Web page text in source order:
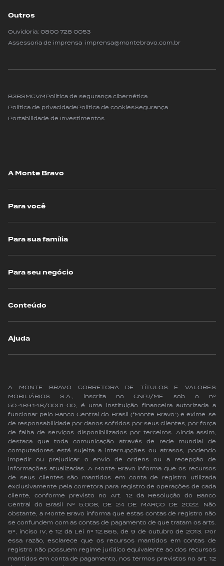
Outros
Ouvidoria: 0800 728 0053
Assessoria de imprensa imprensa@montebravo.com.br
B3BSMCVMPolítica de segurança cibernética
Política de privacidadePolítica de cookiesSegurança
Portabilidade de Investimentos
A Monte Bravo
Para você
Para sua família
Para seu negócio
Conteúdo
Ajuda
A MONTE BRAVO CORRETORA DE TÍTULOS E VALORES
MOBILIÁRIOS S.A., inscrita no CNPJ/ME sob o nº
50.489.148/0001-00, é uma instituição financeira autorizada a
funcionar pelo Banco Central do Brasil (“Monte Bravo”) e exime-se
de responsabilidade por danos sofridos por seus clientes, por força
de falha de serviços disponibilizados por terceiros. Ainda assim,
destaca que toda comunicação através de rede mundial de
computadores está sujeita a interrupções ou atrasos, podendo
impedir ou prejudicar o envio de ordens ou a recepção de
informações atualizadas. A Monte Bravo informa que os recursos
de seus clientes são mantidos em conta de registro utilizada
exclusivamente pela corretora para registro de operações de cada
cliente, conforme previsto no Art. 12 da Resolução do Banco
Central do Brasil Nº 5.008, DE 24 DE MARÇO DE 2022. Não
obstante, a Monte Bravo informa que estas contas de registro não
se confundem com as contas de pagamento de que tratam os arts.
6º, inciso IV, e 12 da Lei nº 12.865, de 9 de outubro de 2013. Por
essa razão, esclarece que os recursos mantidos em contas de
registro não possuem regime jurídico equivalente ao dos recursos
mantidos em conta de pagamento, nos termos previstos no art. 12